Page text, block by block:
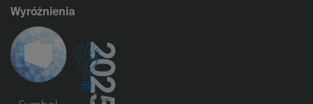
Wyróżnienia